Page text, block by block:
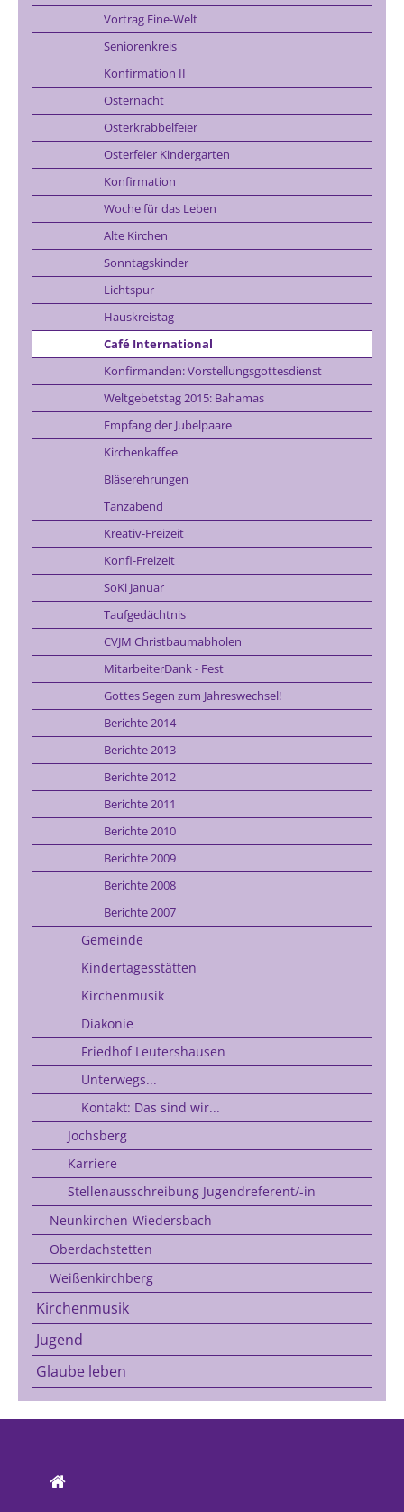
Vortrag Eine-Welt
Seniorenkreis
Konfirmation II
Osternacht
Osterkrabbelfeier
Osterfeier Kindergarten
Konfirmation
Woche für das Leben
Alte Kirchen
Sonntagskinder
Lichtspur
Hauskreistag
Café International
Konfirmanden: Vorstellungsgottesdienst
Weltgebetstag 2015: Bahamas
Empfang der Jubelpaare
Kirchenkaffee
Bläserehrungen
Tanzabend
Kreativ-Freizeit
Konfi-Freizeit
SoKi Januar
Taufgedächtnis
CVJM Christbaumabholen
MitarbeiterDank - Fest
Gottes Segen zum Jahreswechsel!
Berichte 2014
Berichte 2013
Berichte 2012
Berichte 2011
Berichte 2010
Berichte 2009
Berichte 2008
Berichte 2007
Gemeinde
Kindertagesstätten
Kirchenmusik
Diakonie
Friedhof Leutershausen
Unterwegs...
Kontakt: Das sind wir...
Jochsberg
Karriere
Stellenausschreibung Jugendreferent/-in
Neunkirchen-Wiedersbach
Oberdachstetten
Weißenkirchberg
Kirchenmusik
Jugend
Glaube leben